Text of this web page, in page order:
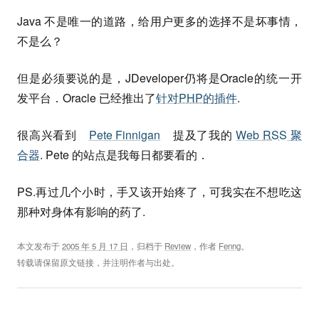
Java 不是唯一的道路，给用户更多的选择不是坏事情，
不是么？
但是必须要说的是，JDeveloper仍将是Oracle的统一开
发平台．Oracle 已经推出了针对PHP的插件.
很高兴看到 Pete Finnigan 提及了我的Web RSS 聚
合器. Pete 的站点是我每日都要看的．
PS.再过几个小时，手又该开始疼了，可我实在不想吃这
那种对身体有影响的药了.
本文发布于2005 年 5 月 17 日 ，归档于 Review ，作者 Fenng。
转载请保留原文链接，并注明作者与出处。